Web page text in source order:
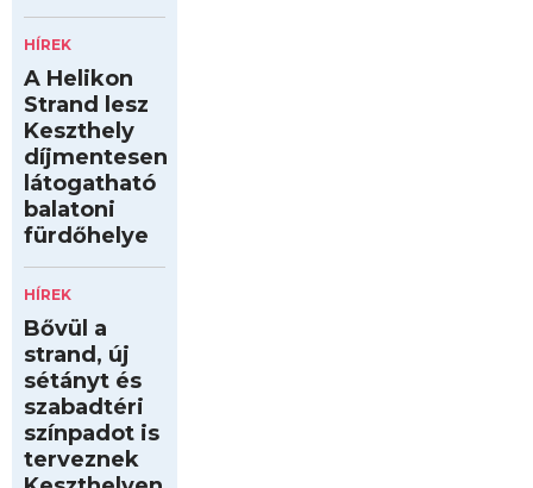
HÍREK
A Helikon
Strand lesz
Keszthely
díjmentesen
látogatható
balatoni
fürdőhelye
HÍREK
Bővül a
strand, új
sétányt és
szabadtéri
színpadot is
terveznek